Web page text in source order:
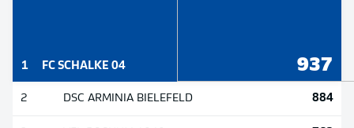
1 FC SCHALKE 04 937
2 DSC ARMINIA BIELEFELD 884